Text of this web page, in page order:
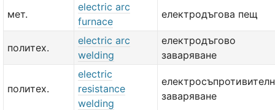
мет.
electric arc
furnace
електродъгова пещ
политех.
electric arc
welding
електродъгово
заваряване
политех.
electric
resistance
welding
заваряване